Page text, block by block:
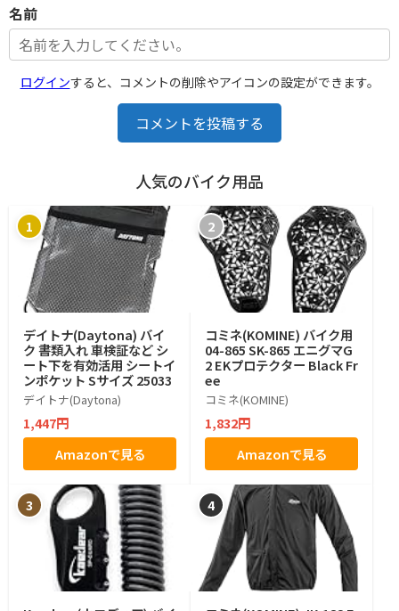
名前
ログインすると、コメントの削除やアイコンの設定ができます。
コメントを投稿する
人気のバイク用品
1
デイトナ(Daytona) バイ
ク 書類入れ 車検証など シ
ート下を有効活用 シートイ
ンポケット Sサイズ 25033
デイトナ(Daytona)
1,447円
Amazonで見る
2
コミネ(KOMINE) バイク用
04-865 SK-865 エニグマG
2 EKプロテクター Black Fr
ee
コミネ(KOMINE)
1,832円
Amazonで見る
3 4